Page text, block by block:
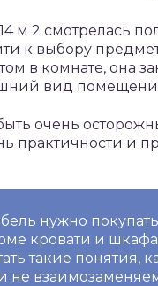
м 2 смотрелась
к выбору
в комнате, она
вид
очень
практичности и
нужно
кровати и шкафа
такие понятия,
не